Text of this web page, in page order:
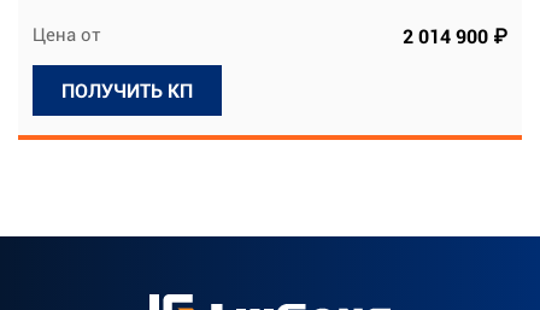
Цена от 2 014 900 ₽
ПОЛУЧИТЬ КП